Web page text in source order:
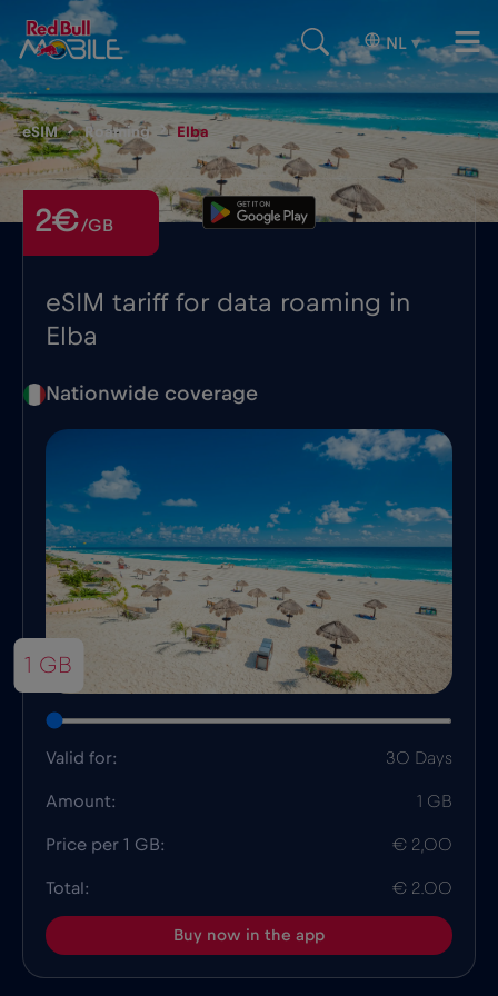
NL ▾
eSIM Roaming Elba
eSIM tariff for data roaming in
Elba
2€/GB
Nationwide coverage
1 GB
Valid for: 30 Days
Amount: 1 GB
Price per 1 GB: € 2,00
Total: € 2.00
Buy now in the app